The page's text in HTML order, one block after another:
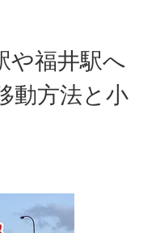
や福井駅へ
動方法と小